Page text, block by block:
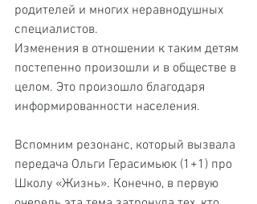
родителей и многих неравнодушных
специалистов.
Изменения в отношении к таким детям
постепенно произошли и в обществе в
целом. Это произошло благодаря
информированности населения.
Вспомним резонанс, который вызвала
передача Ольги Герасимьюк (1+1) про
Школу «Жизнь». Конечно, в первую